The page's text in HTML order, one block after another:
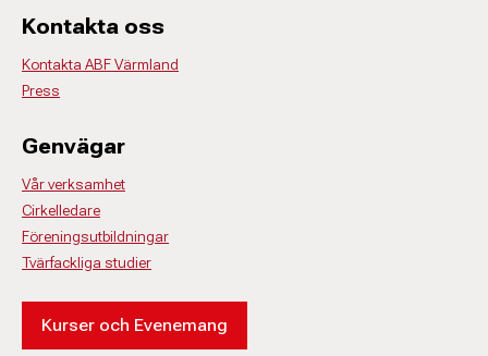
Kontakta oss
Kontakta ABF Värmland
Press
Genvägar
Vår verksamhet
Cirkelledare
Föreningsutbildningar
Tvärfackliga studier
Kurser och Evenemang